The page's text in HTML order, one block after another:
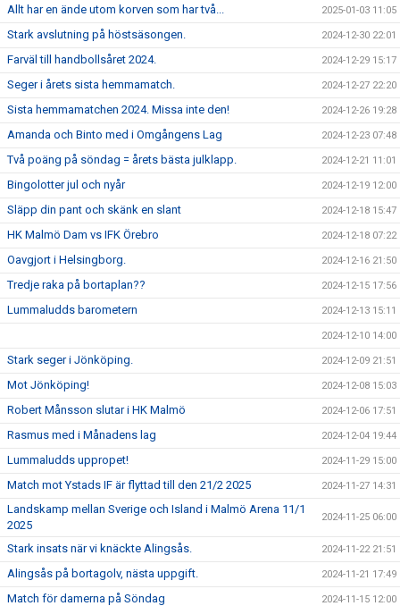
Allt har en ände utom korven som har två... 2025-01-03 11:05
Stark avslutning på höstsäsongen. 2024-12-30 22:01
Farväl till handbollsåret 2024. 2024-12-29 15:17
Seger i årets sista hemmamatch. 2024-12-27 22:20
Sista hemmamatchen 2024. Missa inte den! 2024-12-26 19:28
Amanda och Binto med i Omgångens Lag 2024-12-23 07:48
Två poäng på söndag = årets bästa julklapp. 2024-12-21 11:01
Bingolotter jul och nyår 2024-12-19 12:00
Släpp din pant och skänk en slant 2024-12-18 15:47
HK Malmö Dam vs IFK Örebro 2024-12-18 07:22
Oavgjort i Helsingborg. 2024-12-16 21:50
Tredje raka på bortaplan?? 2024-12-15 17:56
Lummaludds barometern 2024-12-13 15:11
2024-12-10 14:00
Stark seger i Jönköping. 2024-12-09 21:51
Mot Jönköping! 2024-12-08 15:03
Robert Månsson slutar i HK Malmö 2024-12-06 17:51
Rasmus med i Månadens lag 2024-12-04 19:44
Lummaludds uppropet! 2024-11-29 15:00
Match mot Ystads IF är flyttad till den 21/2 2025 2024-11-27 14:31
Landskamp mellan Sverige och Island i Malmö Arena 11/1
2025
2024-11-25 06:00
Stark insats när vi knäckte Alingsås. 2024-11-22 21:51
Alingsås på bortagolv, nästa uppgift. 2024-11-21 17:49
Match för damerna på Söndag 2024-11-15 12:00